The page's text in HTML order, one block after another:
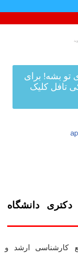
تو بشه! برای
تافل کلیک
دانشگاه
کارشناسی ارشد و